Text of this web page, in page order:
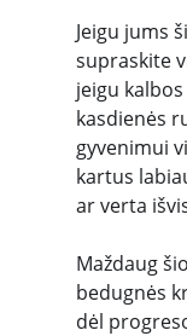
Jeigu jums
supraskite
jeigu
kasdienės
gyvenimui
kartus
ar verta
Maždaug
bedugnės
dėl